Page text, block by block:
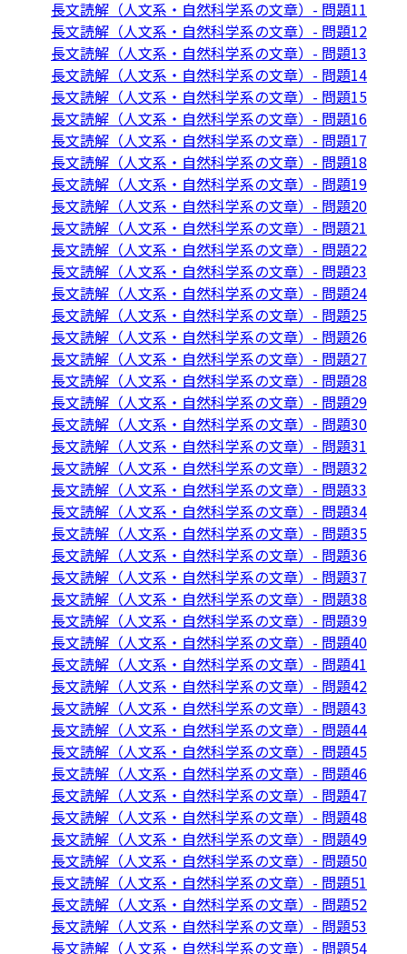
長文読解（人文系・自然科学系の文章）- 問題11
長文読解（人文系・自然科学系の文章）- 問題12
長文読解（人文系・自然科学系の文章）- 問題13
長文読解（人文系・自然科学系の文章）- 問題14
長文読解（人文系・自然科学系の文章）- 問題15
長文読解（人文系・自然科学系の文章）- 問題16
長文読解（人文系・自然科学系の文章）- 問題17
長文読解（人文系・自然科学系の文章）- 問題18
長文読解（人文系・自然科学系の文章）- 問題19
長文読解（人文系・自然科学系の文章）- 問題20
長文読解（人文系・自然科学系の文章）- 問題21
長文読解（人文系・自然科学系の文章）- 問題22
長文読解（人文系・自然科学系の文章）- 問題23
長文読解（人文系・自然科学系の文章）- 問題24
長文読解（人文系・自然科学系の文章）- 問題25
長文読解（人文系・自然科学系の文章）- 問題26
長文読解（人文系・自然科学系の文章）- 問題27
長文読解（人文系・自然科学系の文章）- 問題28
長文読解（人文系・自然科学系の文章）- 問題29
長文読解（人文系・自然科学系の文章）- 問題30
長文読解（人文系・自然科学系の文章）- 問題31
長文読解（人文系・自然科学系の文章）- 問題32
長文読解（人文系・自然科学系の文章）- 問題33
長文読解（人文系・自然科学系の文章）- 問題34
長文読解（人文系・自然科学系の文章）- 問題35
長文読解（人文系・自然科学系の文章）- 問題36
長文読解（人文系・自然科学系の文章）- 問題37
長文読解（人文系・自然科学系の文章）- 問題38
長文読解（人文系・自然科学系の文章）- 問題39
長文読解（人文系・自然科学系の文章）- 問題40
長文読解（人文系・自然科学系の文章）- 問題41
長文読解（人文系・自然科学系の文章）- 問題42
長文読解（人文系・自然科学系の文章）- 問題43
長文読解（人文系・自然科学系の文章）- 問題44
長文読解（人文系・自然科学系の文章）- 問題45
長文読解（人文系・自然科学系の文章）- 問題46
長文読解（人文系・自然科学系の文章）- 問題47
長文読解（人文系・自然科学系の文章）- 問題48
長文読解（人文系・自然科学系の文章）- 問題49
長文読解（人文系・自然科学系の文章）- 問題50
長文読解（人文系・自然科学系の文章）- 問題51
長文読解（人文系・自然科学系の文章）- 問題52
長文読解（人文系・自然科学系の文章）- 問題53
長文読解（人文系・自然科学系の文章）- 問題54